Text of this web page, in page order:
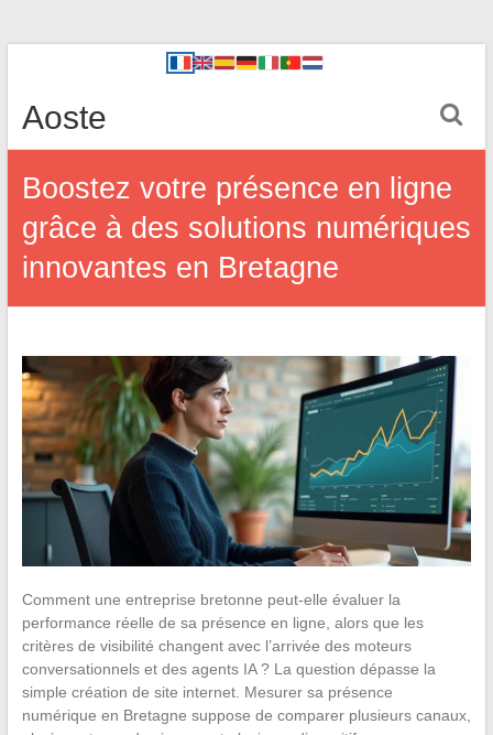
Aoste
Boostez votre présence en ligne
grâce à des solutions numériques
innovantes en Bretagne
Comment une entreprise bretonne peut-elle évaluer la
performance réelle de sa présence en ligne, alors que les
critères de visibilité changent avec l’arrivée des moteurs
conversationnels et des agents IA ? La question dépasse la
simple création de site internet. Mesurer sa présence
numérique en Bretagne suppose de comparer plusieurs canaux,